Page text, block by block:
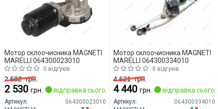
Мотор склоочисника MAGNETI
MARELLI 064300023010
0 відгуків
2 682грн.
2 530 грн. відправка сьогодні
Артикул:
064300023010
Мотор склоочисника MAGNETI
MARELLI 064300334010
0 відгуків
4 621грн.
4 440 грн. відправка
Артикул:
064300334010